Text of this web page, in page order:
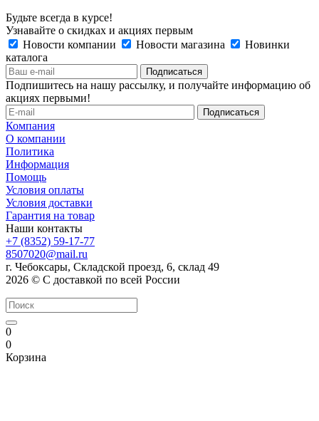
Будьте всегда в курсе!
Узнавайте о скидках и акциях первым
Новости компании
Новости магазина
Новинки
каталога
Подпишитесь на нашу рассылку, и получайте информацию об
акциях первыми!
Компания
О компании
Политика
Информация
Помощь
Условия оплаты
Условия доставки
Гарантия на товар
Наши контакты
+7 (8352) 59-17-77
8507020@mail.ru
г. Чебоксары, Складской проезд, 6, склад 49
2026 © С доставкой по всей России
0
0
Корзина